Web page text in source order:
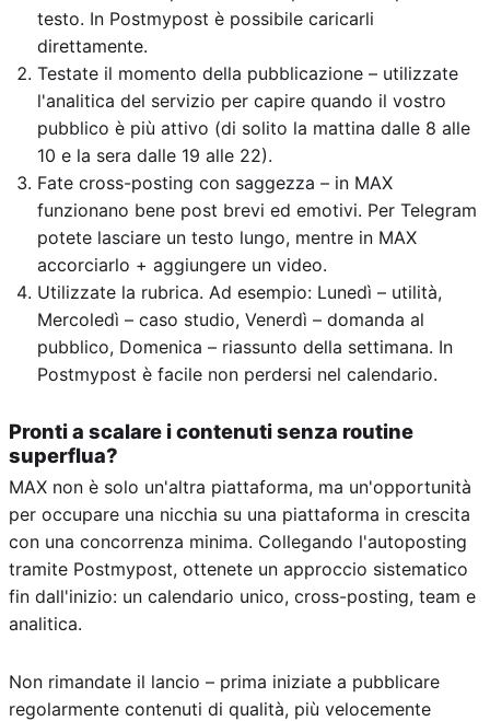
testo. In Postmypost è possibile caricarli
direttamente.
Testate il momento della pubblicazione – utilizzate
l'analitica del servizio per capire quando il vostro
pubblico è più attivo (di solito la mattina dalle 8 alle
10 e la sera dalle 19 alle 22).
Fate cross-posting con saggezza – in MAX
funzionano bene post brevi ed emotivi. Per Telegram
potete lasciare un testo lungo, mentre in MAX
accorciarlo + aggiungere un video.
Utilizzate la rubrica. Ad esempio: Lunedì – utilità,
Mercoledì – caso studio, Venerdì – domanda al
pubblico, Domenica – riassunto della settimana. In
Postmypost è facile non perdersi nel calendario.
Pronti a scalare i contenuti senza routine
superflua?
MAX non è solo un'altra piattaforma, ma un'opportunità
per occupare una nicchia su una piattaforma in crescita
con una concorrenza minima. Collegando l'autoposting
tramite Postmypost, ottenete un approccio sistematico
fin dall'inizio: un calendario unico, cross-posting, team e
analitica.
Non rimandate il lancio – prima iniziate a pubblicare
regolarmente contenuti di qualità, più velocemente